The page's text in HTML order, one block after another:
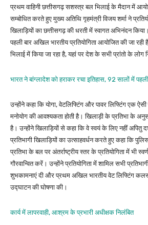
प्रथम वाहिनी छत्तीसगढ़ सशस्त्र बल भिलाई के मैदान में
सम्बोधित करते हुए मुख्य अतिथि गृहमंत्री विजय शर्मा ने
खिलाड़ियों का छत्तीसगढ़ की धरती में स्वागत अभिनंदन
पहली बार अखिल भारतीय प्रतियोगिता आयोजित की जा
भिलाई में किया जा रहा है, यहां पर देश के सभी प्रांतो के लोग
भारत ने बांग्लादेश को हराकर रचा इतिहास, 92 सालों में
उन्होंने कहा कि योगा, वेटलिफ्टिंग और पावर लिफ्टिंग एक ऐसी
मनोयोग की आवश्यकता होती है। खिलाड़ी के प्रतिभा के
है। उन्होंने खिलाड़ियों से कहा कि वे स्वयं के लिए नहीं अपितु
प्रतिभागी खिलाड़ियों का उत्साहवर्धन करते हुए कहा कि
प्रतिभा के बल पर अंतर्राष्ट्रीय स्तर के प्रतियोगिता में भी
गौरवान्वित करें। उन्होंने प्रतियोगिता में शामिल सभी
शुभकामनाएं दी और प्रथम अखिल भारतीय वेट लिफ्टिंग
उद्घाटन की घोषणा की।
कार्य में लापरवाही, आश्रम के प्रभारी अधीक्षक निलंबित